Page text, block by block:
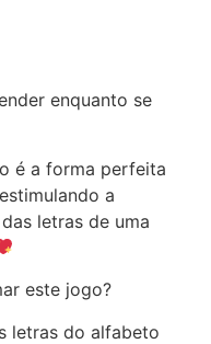
enquanto se
é a forma perfeita
a
letras de uma
este jogo?
letras do alfabeto